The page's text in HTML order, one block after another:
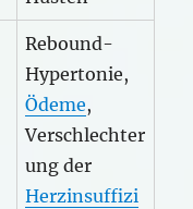
Rebound-
Hypertonie,
Ödeme,
Verschlechter
ung der
Herzinsuffizi